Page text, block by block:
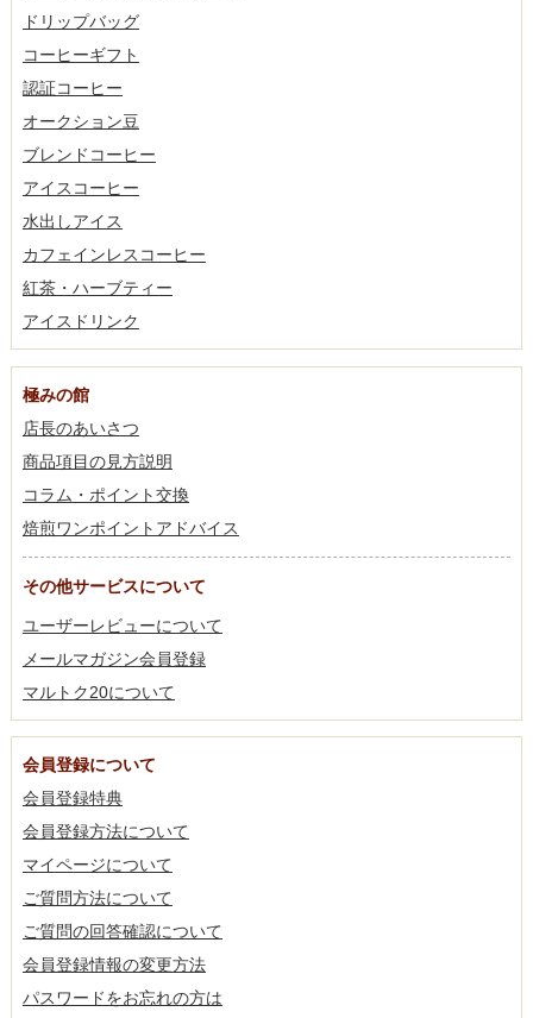
ドリップバッグ
コーヒーギフト
認証コーヒー
オークション豆
ブレンドコーヒー
アイスコーヒー
水出しアイス
カフェインレスコーヒー
紅茶・ハーブティー
アイスドリンク
極みの館
店長のあいさつ
商品項目の見方説明
コラム・ポイント交換
焙煎ワンポイントアドバイス
その他サービスについて
ユーザーレビューについて
メールマガジン会員登録
マルトク20について
会員登録について
会員登録特典
会員登録方法について
マイページについて
ご質問方法について
ご質問の回答確認について
会員登録情報の変更方法
パスワードをお忘れの方は